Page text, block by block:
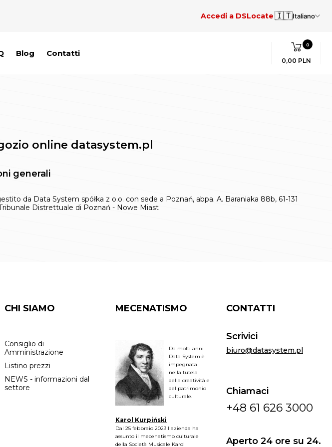
Accedi a DSLocate🇮🇹Italiano
Blog Contatti
0
0,00 PLN
online datasystem.pl
generali
da Data System spółka z o.o. con sede a Poznań, abpa. A. Baraniaka 88b, 61-131
Distrettuale di Poznań - Nowe Miast
CHI SIAMO
Consiglio di
Amministrazione
Listino prezzi
NEWS - informazioni dal
settore
MECENATISMO
Da molti anni
Data System è
impegnata
nella tutela
della creatività e
del patrimonio
culturale.
Karol Kurpiński
Dal 25 febbraio 2023 l'azienda ha
assunto il mecenatismo culturale
della Società Musicale Karol
CONTATTI
Scrivici
biuro@datasystem.pl
Chiamaci
+48 61 626 3000
Aperto 24 ore su 24.